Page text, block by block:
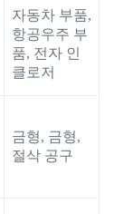
자동차 부품,
항공우주 부
품, 전자 인
클로저
금형, 금형,
절삭 공구